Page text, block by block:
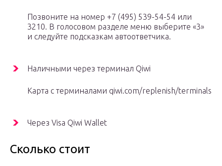
Позвоните на номер +7 (495) 539-54-54 или
3210. В голосовом разделе меню выберите «3»
и следуйте подсказкам автоответчика.
Наличными через терминал Qiwi
Карта с терминалами qiwi.com/replenish/terminals
Через Visa Qiwi Wallet
Сколько стоит